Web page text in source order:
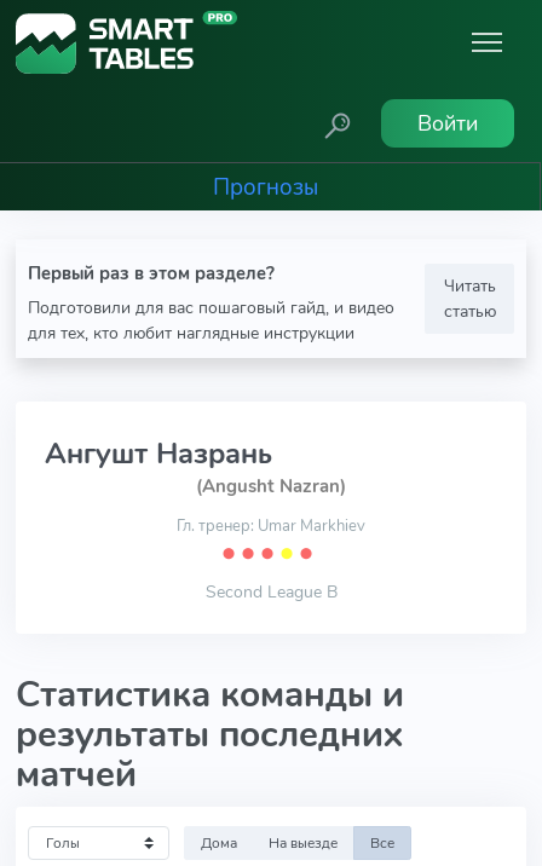
Войти
Прогнозы
Первый раз в этом разделе?
Подготовили для вас пошаговый гайд, и видео
для тех, кто любит наглядные инструкции
Читать
статью
Ангушт Назрань
(Angusht Nazran)
Гл. тренер: Umar Markhiev
⬤ ⬤ ⬤ ⬤ ⬤
Second League B
Статистика команды и
результаты последних
матчей
Дома На выезде Все